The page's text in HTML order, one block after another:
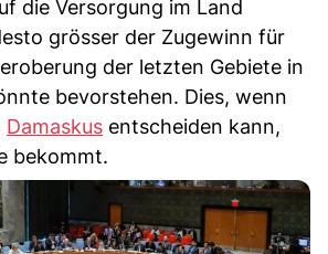
die Versorgung im Land
grösser der Zugewinn für
der letzten Gebiete in
bevorstehen. Dies, wenn
Damaskus entscheiden kann,
bekommt.